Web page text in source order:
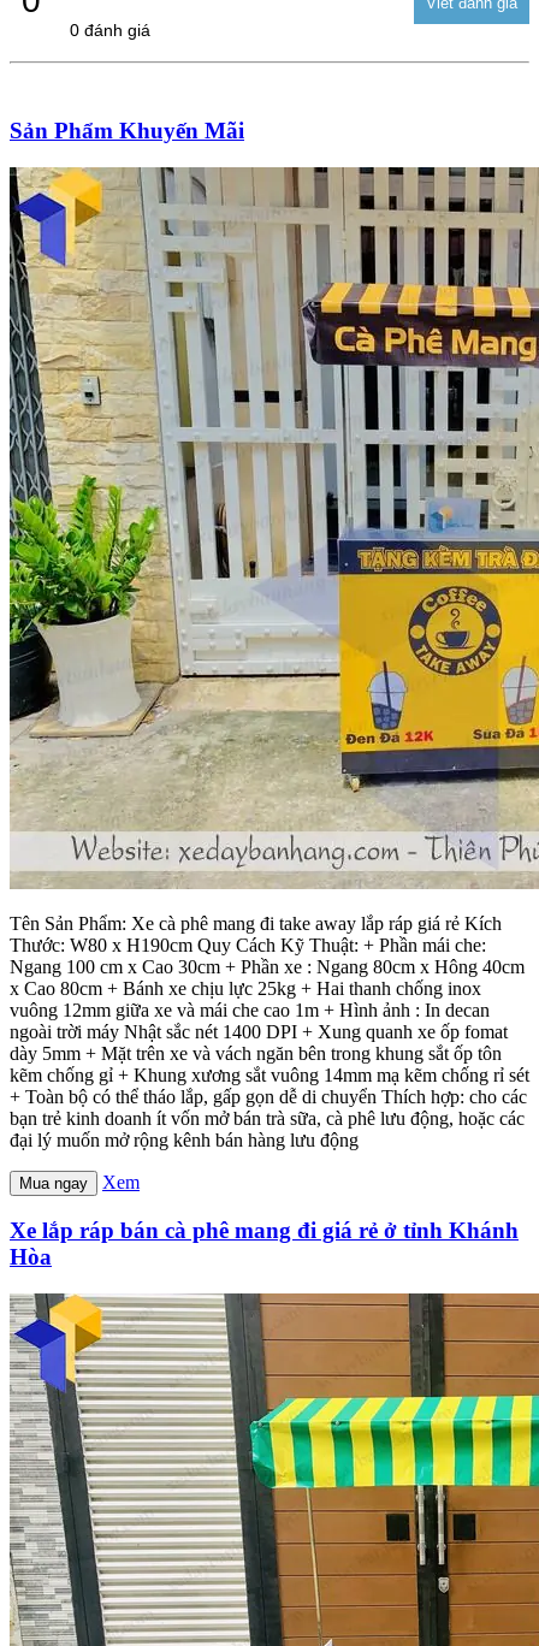
0 đánh giá
Sản Phẩm Khuyến Mãi
Tên Sản Phẩm: Xe cà phê mang đi take away lắp ráp giá rẻ Kích
Thước: W80 x H190cm Quy Cách Kỹ Thuật: + Phần mái che:
Ngang 100 cm x Cao 30cm + Phần xe : Ngang 80cm x Hông 40cm
x Cao 80cm + Bánh xe chịu lực 25kg + Hai thanh chống inox
vuông 12mm giữa xe và mái che cao 1m + Hình ảnh : In decan
ngoài trời máy Nhật sắc nét 1400 DPI + Xung quanh xe ốp fomat
dày 5mm + Mặt trên xe và vách ngăn bên trong khung sắt ốp tôn
kẽm chống gỉ + Khung xương sắt vuông 14mm mạ kẽm chống rỉ sét
+ Toàn bộ có thể tháo lắp, gấp gọn dễ di chuyển Thích hợp: cho các
bạn trẻ kinh doanh ít vốn mở bán trà sữa, cà phê lưu động, hoặc các
đại lý muốn mở rộng kênh bán hàng lưu động
Mua ngay Xem
Xe lắp ráp bán cà phê mang đi giá rẻ ở tỉnh Khánh
Hòa